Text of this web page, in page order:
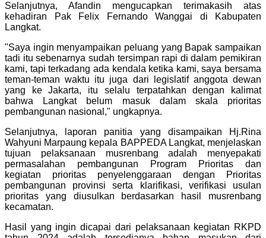
Selanjutnya, Afandin mengucapkan terimakasih atas
kehadiran Pak Felix Fernando Wanggai di Kabupaten
Langkat.
"Saya ingin menyampaikan peluang yang Bapak sampaikan
tadi itu sebenarnya sudah tersimpan rapi di dalam pemikiran
kami, tapi terkadang ada kendala ketika kami, saya bersama
teman-teman waktu itu juga dari legislatif anggota dewan
yang ke Jakarta, itu selalu terpatahkan dengan kalimat
bahwa Langkat belum masuk dalam skala prioritas
pembangunan nasional," ungkapnya.
Selanjutnya, laporan panitia yang disampaikan Hj.Rina
Wahyuni Marpaung kepala BAPPEDA Langkat, menjelaskan
tujuan pelaksanaan musrenbang adalah menyepakati
permasalahan pembangunan Program Prioritas dan
kegiatan prioritas penyelenggaraan dengan Prioritas
pembangunan provinsi serta klarifikasi, verifikasi usulan
prioritas yang diusulkan berdasarkan hasil musrenbang
kecamatan.
Hasil yang ingin dicapai dari pelaksanaan kegiatan RKPD